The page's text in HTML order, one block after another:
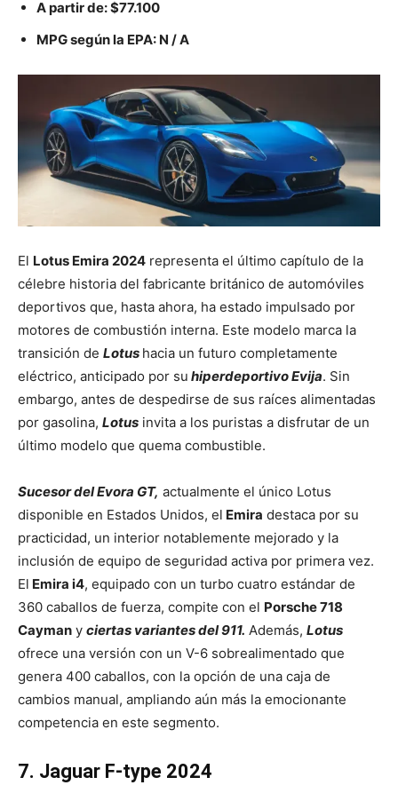
A partir de:$77.100
MPG según la EPA: N / A
El Lotus Emira 2024 representa el último capítulo de la
célebre historia del fabricante británico de automóviles
deportivos que, hasta ahora, ha estado impulsado por
motores de combustión interna. Este modelo marca la
transición de Lotus hacia un futuro completamente
eléctrico, anticipado por su hiperdeportivo Evija. Sin
embargo, antes de despedirse de sus raíces alimentadas
por gasolina, Lotus invita a los puristas a disfrutar de un
último modelo que quema combustible.
Sucesor del Evora GT, actualmente el único Lotus
disponible en Estados Unidos, el Emira destaca por su
practicidad, un interior notablemente mejorado y la
inclusión de equipo de seguridad activa por primera vez.
El Emira i4, equipado con un turbo cuatro estándar de
360 caballos de fuerza, compite con el Porsche 718
Cayman y ciertas variantes del 911. Además, Lotus
ofrece una versión con un V-6 sobrealimentado que
genera 400 caballos, con la opción de una caja de
cambios manual, ampliando aún más la emocionante
competencia en este segmento.
7. Jaguar F-type 2024